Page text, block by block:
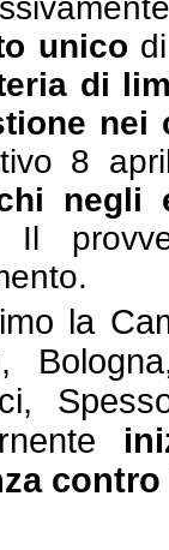
unico
di
nei
8
negli
Il
la
contro